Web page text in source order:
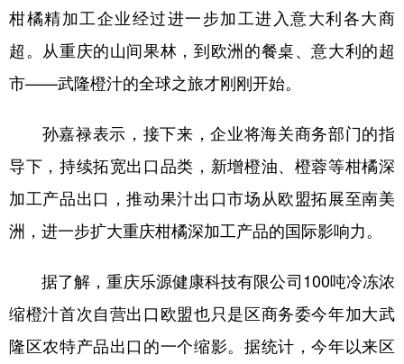
柑橘精加工企业经过进一步加工进入意大利各大商
超。从重庆的山间果林，到欧洲的餐桌、意大利的超
市——武隆橙汁的全球之旅才刚刚开始。
孙嘉禄表示，接下来，企业将海关商务部门的指
导下，持续拓宽出口品类，新增橙油、橙蓉等柑橘深
加工产品出口，推动果汁出口市场从欧盟拓展至南美
洲，进一步扩大重庆柑橘深加工产品的国际影响力。
据了解，重庆乐源健康科技有限公司100吨冷冻浓
缩橙汁首次自营出口欧盟也只是区商务委今年加大武
隆区农特产品出口的一个缩影。据统计，今年以来区